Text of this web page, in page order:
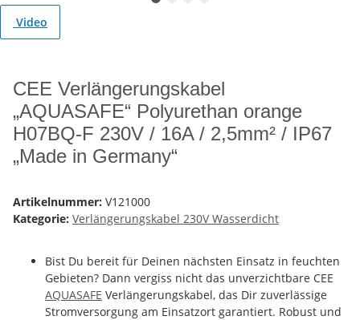
Video
CEE Verlängerungskabel
„AQUASAFE“ Polyurethan orange
H07BQ-F 230V / 16A / 2,5mm² / IP67
„Made in Germany“
Artikelnummer: V121000
Kategorie: Verlängerungskabel 230V Wasserdicht
Bist Du bereit für Deinen nächsten Einsatz in feuchten
Gebieten? Dann vergiss nicht das unverzichtbare CEE
AQUASAFE Verlängerungskabel, das Dir zuverlässige
Stromversorgung am Einsatzort garantiert. Robust und